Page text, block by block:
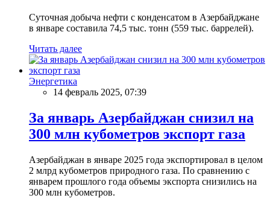
Суточная добыча нефти с конденсатом в Азербайджане
в январе составила 74,5 тыс. тонн (559 тыс. баррелей).
Читать далее
Энергетика
14 февраль 2025, 07:39
За январь Азербайджан снизил на
300 млн кубометров экспорт газа
Азербайджан в январе 2025 года экспортировал в целом
2 млрд кубометров природного газа. По сравнению с
январем прошлого года объемы экспорта снизились на
300 млн кубометров.